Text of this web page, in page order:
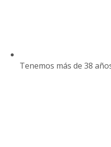
Tenemos más de 38